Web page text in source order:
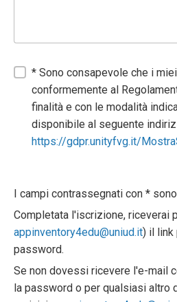
* Sono consapevole che i
conformemente al
finalità e con le modalità
disponibile al seguente
https://gdpr.unityfvg.it/
I campi contrassegnati con * sono
Completata l'iscrizione, riceverai
appinventory4edu@uniud.it) il link
password.
Se non dovessi ricevere l'e-mail
la password o per qualsiasi altro